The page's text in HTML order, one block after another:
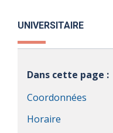
UNIVERSITAIRE
Dans cette page :
Coordonnées
Horaire